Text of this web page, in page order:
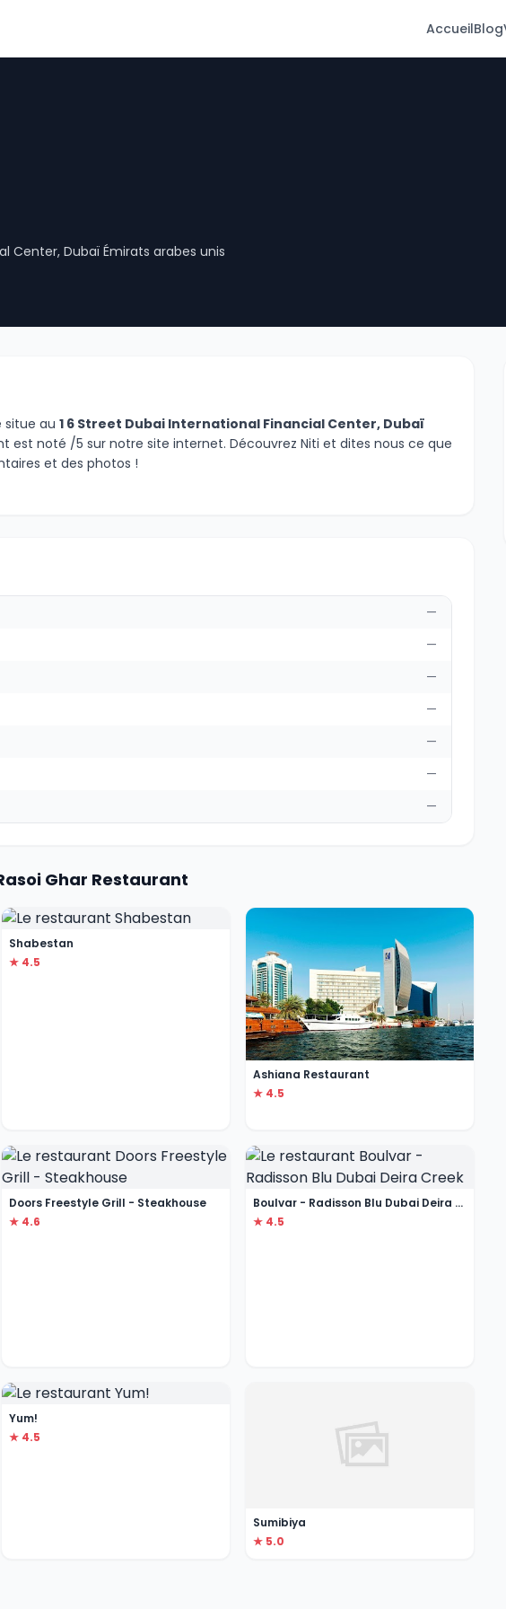
AccueilBlog
Center, Dubaï Émirats arabes unis
situe au 1 6 Street Dubai International Financial Center, Dubaï
est noté /5 sur notre site internet. Découvrez Niti et dites nous ce que
et des photos !
—
—
—
—
—
—
—
Ghar Restaurant
Shabestan
★ 4.5
Ashiana Restaurant
★ 4.5
Doors Freestyle Grill - Steakhouse
★ 4.6
Boulvar - Radisson Blu Dubai Deira Creek
★ 4.5
Yum!
★ 4.5
Sumibiya
★ 5.0